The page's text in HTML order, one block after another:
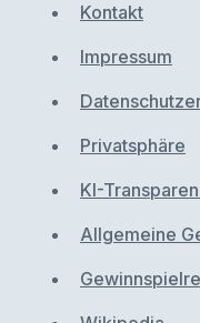
Kontakt
Impressum
Privatsphäre
KI-
Allgemeine